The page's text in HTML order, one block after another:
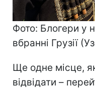
Фото: Блогери у
вбранні Грузії
Ще одне місце,
відвідати –